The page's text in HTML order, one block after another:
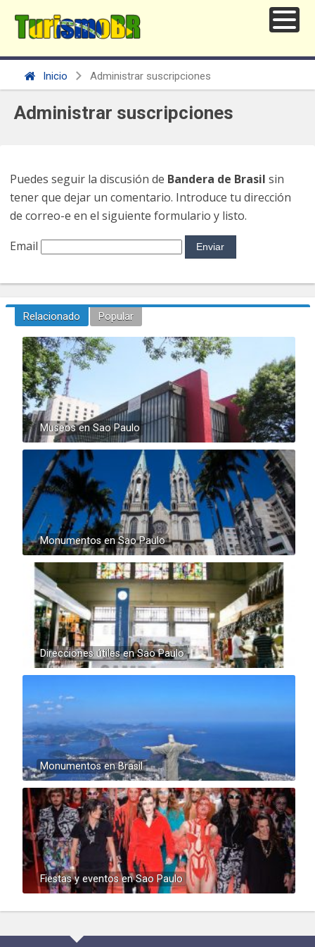
Inicio Administrar suscripciones
Administrar suscripciones
Puedes seguir la discusión de Bandera de Brasil sin
tener que dejar un comentario. Introduce tu dirección
de correo-e en el siguiente formulario y listo.
Email
Relacionado Popular
Museos en Sao Paulo
Monumentos en Sao Paulo
Direcciones útiles en Sao Paulo
Monumentos en Brasil
Fiestas y eventos en Sao Paulo